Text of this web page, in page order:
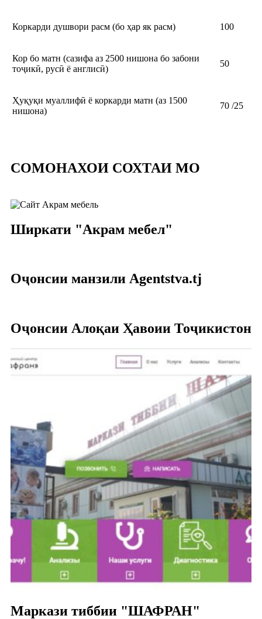
Коркарди душвори расм (бо ҳар як расм) 100
Кор бо матн (сазифа аз 2500 нишона бо забони
тоҷикӣ, русӣ ё англисӣ)
50
Ҳуқуқи муаллифӣ ё коркарди матн (аз 1500
нишона)
70 /25
СОМОНАХОИ СОХТАИ МО
Ширкати "Акрам мебел"
Оҷонсии манзили Agentstva.tj
Оҷонсии Алоқаи Ҳавоии Тоҷикистон
Маркази тиббии "ШАФРАН"